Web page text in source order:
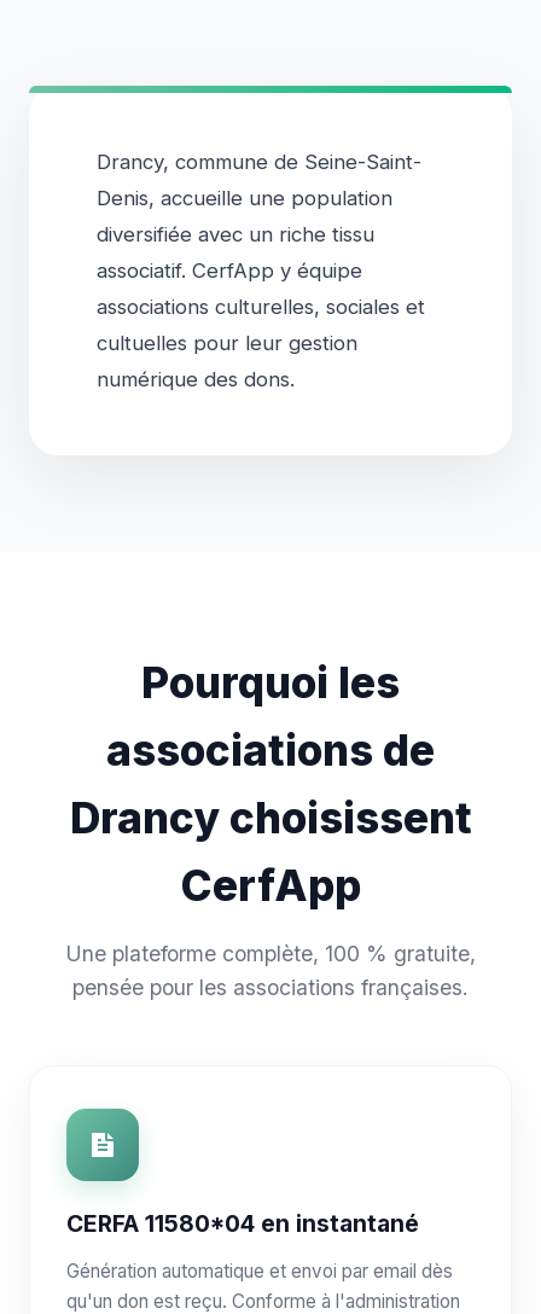
Drancy, commune de Seine-Saint-
Denis, accueille une population
diversifiée avec un riche tissu
associatif. CerfApp y équipe
associations culturelles, sociales et
cultuelles pour leur gestion
Pourquoi les
associations de
Drancy choisissent
CerfApp
Une plateforme complète, 100 % gratuite,
pensée pour les associations françaises.
CERFA 11580*04 en instantané
Génération automatique et envoi par email dès
qu'un don est reçu. Conforme à l'administration